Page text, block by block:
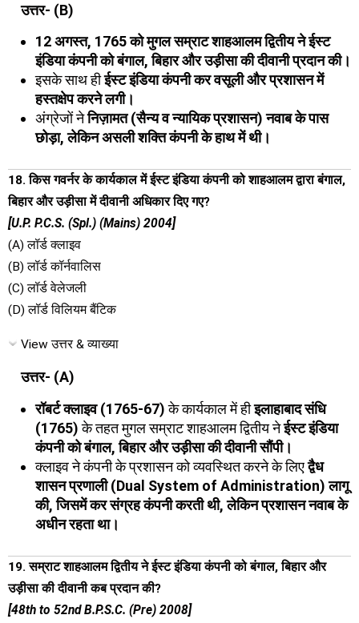
उत्तर- (B)
12 अगस्त, 1765 को मुगल सम्राट शाहआलम द्वितीय ने ईस्ट
इंडिया कंपनी को बंगाल, बिहार और उड़ीसा की दीवानी प्रदान की।
इसके साथ हीईस्ट इंडिया कंपनी कर वसूली और प्रशासन में
हस्तक्षेप करने लगी।
अंग्रेजों नेनिज़ामत (सैन्य व न्यायिक प्रशासन) नवाब के पास
छोड़ा, लेकिन असली शक्ति कंपनी के हाथ में थी।
18. किस गवर्नर के कार्यकाल में ईस्ट इंडिया कंपनी को शाहआलम द्वारा बंगाल,
बिहार और उड़ीसा में दीवानी अधिकार दिए गए?
[U.P. P.C.S. (Spl.) (Mains) 2004]
(A) लॉर्ड क्लाइव
(B) लॉर्ड कॉर्नवालिस
(C) लॉर्ड वेलेजली
(D) लॉर्ड विलियम बैंटिक
View उत्तर & व्याख्या
उत्तर- (A)
रॉबर्ट क्लाइव (1765-67)के कार्यकाल में हीइलाहाबाद संधि
(1765)के तहत मुगल सम्राट शाहआलम द्वितीय नेईस्ट इंडिया
कंपनी को बंगाल, बिहार और उड़ीसा की दीवानी सौंपी।
क्लाइव ने कंपनी के प्रशासन को व्यवस्थित करने के लिएद्वैध
शासन प्रणाली (Dual System of Administration) लागू
की, जिसमें कर संग्रह कंपनी करती थी, लेकिन प्रशासन नवाब के
अधीन रहता था।
19. सम्राट शाहआलम द्वितीय ने ईस्ट इंडिया कंपनी को बंगाल, बिहार और
उड़ीसा की दीवानी कब प्रदान की?
[48th to 52nd B.P.S.C. (Pre) 2008]